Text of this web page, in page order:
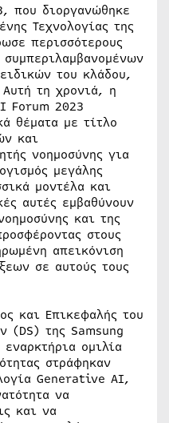
που διοργανώθηκε
Τεχνολογίας της
περισσότερους
του κλάδου,
τη χρονιά, η
Forum 2023
θέματα με τίτλο
και
νοημοσύνης για
μεγάλης
μοντέλα και
αυτές εμβαθύνουν
και της
στους
απεικόνιση
σε αυτούς τους
και Επικεφαλής του
(DS) της Samsung
ομιλία
στράφηκαν
Generative AI,
να
και να